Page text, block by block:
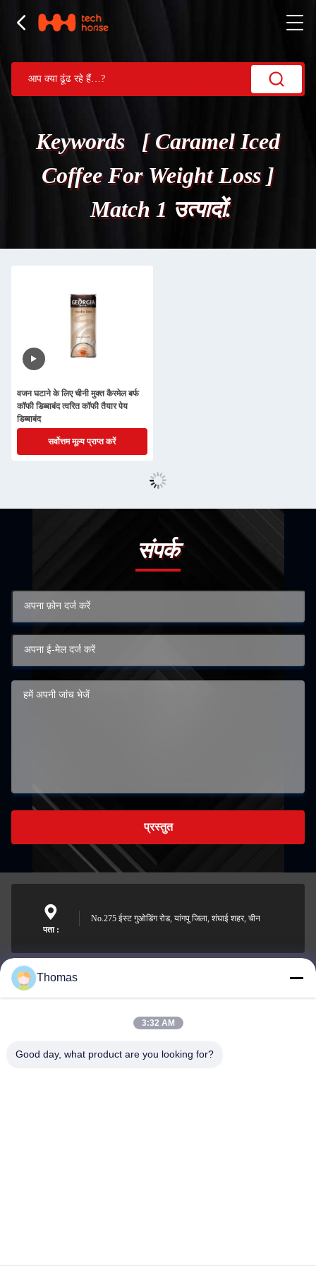
Keywords [ Caramel Iced
Coffee For Weight Loss ]
Match 1 उत्पादों.
वजन घटाने के लिए चीनी मुक्त कैरमेल बर्फ
कॉफी डिब्बाबंद त्वरित कॉफी तैयार पेय
डिब्बाबंद
सर्वोत्तम मूल्य प्राप्त करें
संपर्क
प्रस्तुत
पता :
No.275 ईस्ट गुओडिंग रोड, यांगपु जिला, शंघाई शहर, चीन
sales21@jimagroup.com
Thomas
3:32 AM
Good day, what product are you looking for?